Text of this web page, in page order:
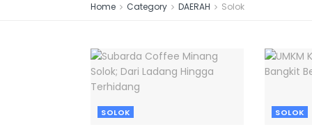
Home Category DAERAH Solok
SOLOK SOLOK